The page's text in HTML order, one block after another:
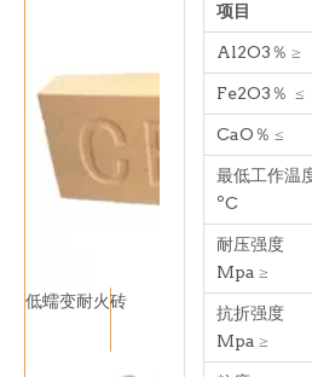
低蠕变耐火砖
项目
Al2O3％ ≥
Fe2O3％ ≤
CaO％ ≤
最低工作温
ºC
耐压强度
Mpa ≥
抗折强度
Mpa ≥